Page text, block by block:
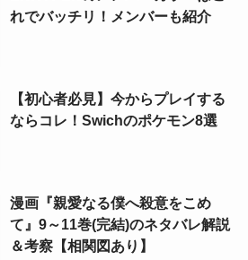
れでバッチリ！メンバーも紹介
【初心者必見】今からプレイする
ならコレ！Swichのポケモン8選
漫画『親愛なる僕へ殺意をこめ
て』9～11巻(完結)のネタバレ解説
＆考察【相関図あり】